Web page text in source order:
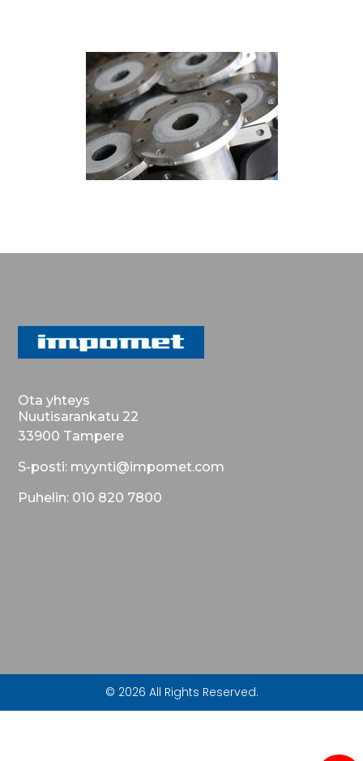
Ota yhteys
Nuutisarankatu 22
33900 Tampere
S-posti: myynti@impomet.com
Puhelin: 010 820 7800
© 2026 All Rights Reserved.